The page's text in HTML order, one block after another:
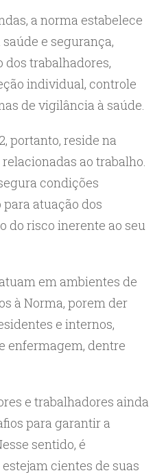
a norma estabelece
e segurança,
trabalhadores,
individual, controle
de vigilância à saúde.
portanto, reside na
ao trabalho.
condições
atuação dos
do risco inerente ao seu
em ambientes de
à Norma, porem der
e internos,
enfermagem, dentre
e trabalhadores ainda
para garantir a
sentido, é
cientes de suas